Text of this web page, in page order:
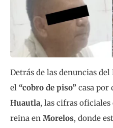
Detrás de las denuncias del
el “cobro de piso” casa por
Huautla, las cifras
reina en Morelos, donde